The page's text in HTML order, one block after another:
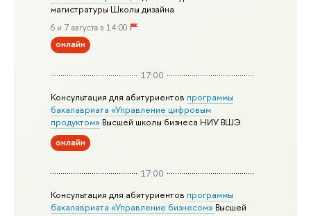
магистратуры Школы дизайна
6 и 7 августа в 14:00
онлайн
17:00
Консультация для абитуриентов программы
бакалавриата «Управление цифровым
продуктом» Высшей школы бизнеса НИУ ВШЭ
онлайн
17:00
Консультация для абитуриентов программы
бакалавриата «Управление бизнесом» Высшей